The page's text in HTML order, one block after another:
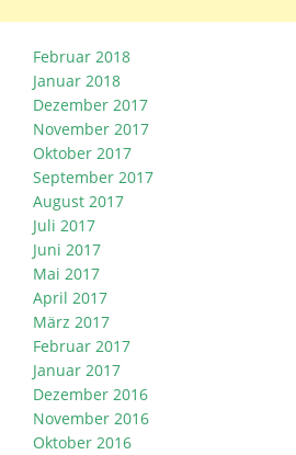
Februar 2018
Januar 2018
Dezember 2017
November 2017
Oktober 2017
September 2017
August 2017
Juli 2017
Juni 2017
Mai 2017
April 2017
März 2017
Februar 2017
Januar 2017
Dezember 2016
November 2016
Oktober 2016